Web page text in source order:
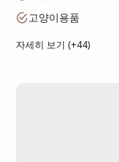
고양이용품
자세히 보기 (+44)